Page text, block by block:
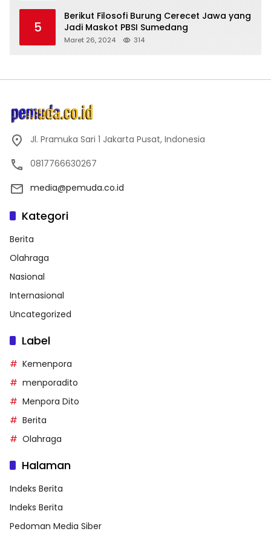
5
Berikut Filosofi Burung Cerecet Jawa yang
Jadi Maskot PBSI Sumedang
Maret 26, 2024 314
Jl. Pramuka Sari 1 Jakarta Pusat, Indonesia
0817766630267
media@pemuda.co.id
Kategori
Berita
Olahraga
Nasional
Internasional
Uncategorized
Label
Kemenpora
menporadito
Menpora Dito
Berita
Olahraga
Halaman
Indeks Berita
Indeks Berita
Pedoman Media Siber